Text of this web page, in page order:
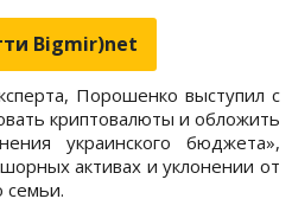
Bigmir)net
Порошенко выступил с
криптовалюты и обложить
украинского бюджета»,
активах и уклонении от
семьи.